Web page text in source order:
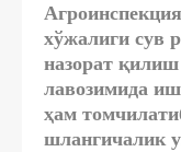
хўжалиги сув
назорат
лавозимида
ҳам
шлангичалик